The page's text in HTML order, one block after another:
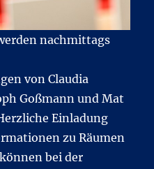
nachmittags
von Claudia
Goßmann und Mat
Einladung
zu Räumen
bei der